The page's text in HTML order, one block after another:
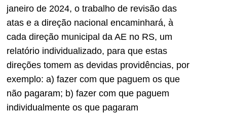
janeiro de 2024, o trabalho de revisão das
atas e a direção nacional encaminhará, à
cada direção municipal da AE no RS, um
relatório individualizado, para que estas
direções tomem as devidas providências, por
exemplo: a) fazer com que paguem os que
não pagaram; b) fazer com que paguem
individualmente os que pagaram